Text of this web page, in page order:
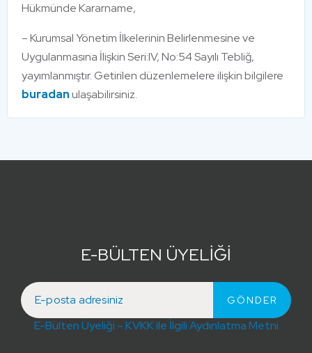
Hükmünde Kararname,
– Kurumsal Yönetim İlkelerinin Belirlenmesine ve
Uygulanmasına İlişkin Seri:IV, No:54 Sayılı Tebliğ,
yayımlanmıştır. Getirilen düzenlemelere ilişkin bilgilere
buradanulaşabilirsiniz.
E-BÜLTEN ÜYELİĞİ
E-Bülten Üyeliği – KVKK ile İlgili Aydınlatma Metni